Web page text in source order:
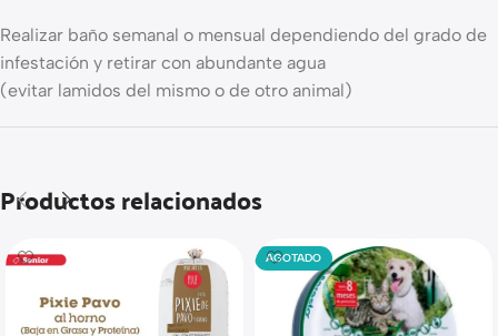
Realizar baño semanal o mensual dependiendo del grado de
infestación y retirar con abundante agua
(evitar lamidos del mismo o de otro animal)
Productos relacionados
AGOTADO